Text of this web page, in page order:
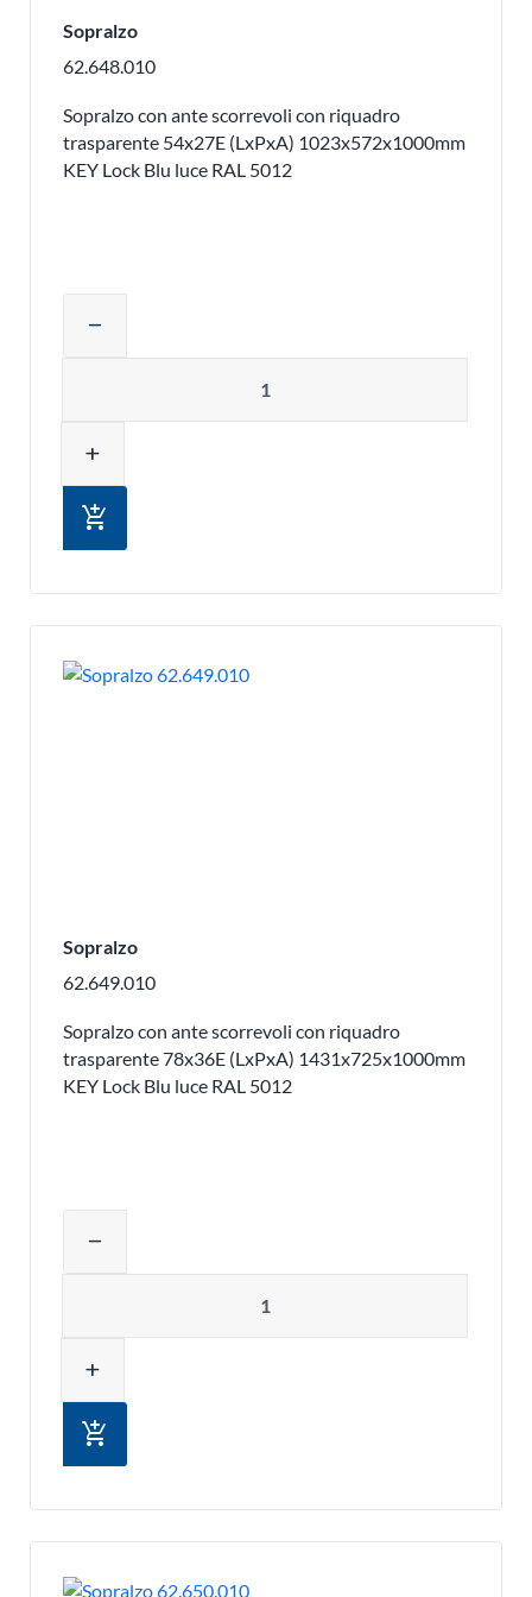
Sopralzo
62.648.010
Sopralzo con ante scorrevoli con riquadro
trasparente 54x27E (LxPxA) 1023x572x1000mm
KEY Lock Blu luce RAL 5012
remove
add
add_shopping_cart
Sopralzo
62.649.010
Sopralzo con ante scorrevoli con riquadro
trasparente 78x36E (LxPxA) 1431x725x1000mm
KEY Lock Blu luce RAL 5012
remove
add
add_shopping_cart